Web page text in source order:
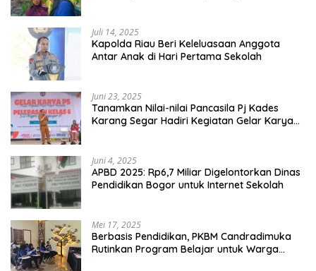
Juli 14, 2025
Kapolda Riau Beri Keleluasaan Anggota
Antar Anak di Hari Pertama Sekolah
Juni 23, 2025
Tanamkan Nilai-nilai Pancasila Pj Kades
Karang Segar Hadiri Kegiatan Gelar Karya
Juni 4, 2025
APBD 2025: Rp6,7 Miliar Digelontorkan Dinas
Pendidikan Bogor untuk Internet Sekolah
Mei 17, 2025
Berbasis Pendidikan, PKBM Candradimuka
Rutinkan Program Belajar untuk Warga